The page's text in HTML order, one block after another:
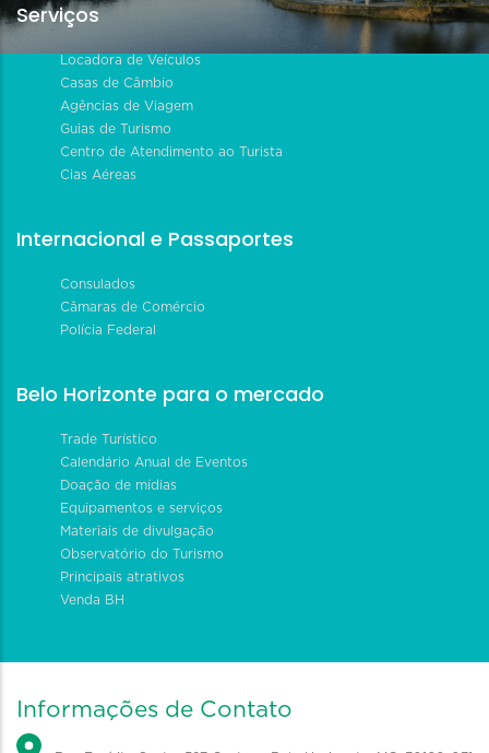
Serviços
Locadora de Veículos
Casas de Câmbio
Agências de Viagem
Guias de Turismo
Centro de Atendimento ao Turista
Cias Aéreas
Internacional e Passaportes
Consulados
Câmaras de Comércio
Polícia Federal
Belo Horizonte para o mercado
Trade Turístico
Calendário Anual de Eventos
Doação de mídias
Equipamentos e serviços
Materiais de divulgação
Observatório do Turismo
Principais atrativos
Venda BH
Informações de Contato